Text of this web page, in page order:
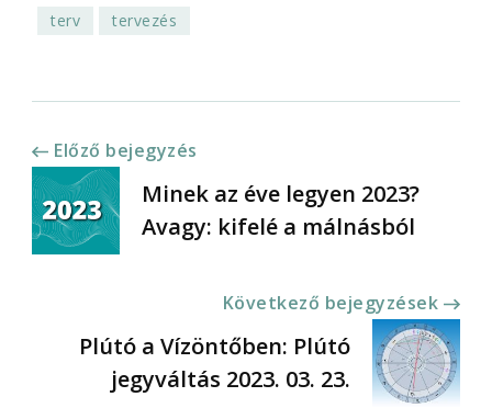
terv tervezés
Bejegyzések
navigációja
Előző bejegyzés
Minek az éve legyen 2023?
Avagy: kifelé a málnásból
Következő bejegyzések
Plútó a Vízöntőben: Plútó
jegyváltás 2023. 03. 23.